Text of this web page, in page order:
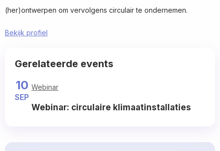
(her)ontwerpen om vervolgens circulair te ondernemen.
Bekijk profiel
more
Gerelateerde events
10
SEP
Webinar
Webinar: circulaire klimaatinstallaties